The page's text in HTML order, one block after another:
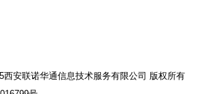
西安联诺华通信息技术服务有限公司 版权所有